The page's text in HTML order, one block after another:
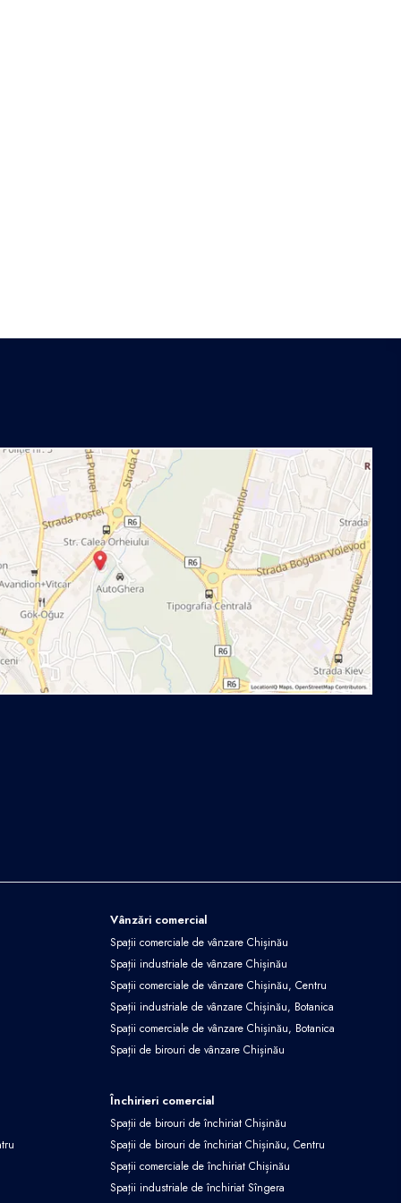
Vânzări comercial
Spații comerciale de vânzare Chișinău
Spații industriale de vânzare Chișinău
Spații comerciale de vânzare Chișinău, Centru
Spații industriale de vânzare Chișinău, Botanica
Spații comerciale de vânzare Chișinău, Botanica
Spații de birouri de vânzare Chișinău
Închirieri comercial
Spații de birouri de închiriat Chișinău
Spații de birouri de închiriat Chișinău, Centru
Spații comerciale de închiriat Chișinău
Spații industriale de închiriat Sîngera